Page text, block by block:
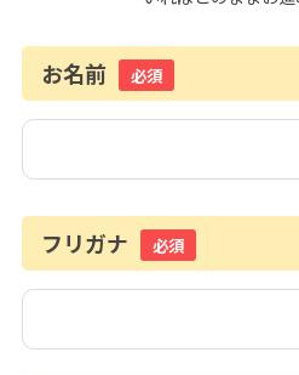
お名前 必須
フリガナ 必須